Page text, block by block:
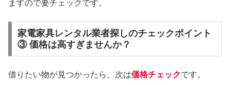
ますので要チェックです。
家電家具レンタル業者探しのチェックポイント
③ 価格は高すぎませんか？
借りたい物が見つかったら、次は価格チェックです。